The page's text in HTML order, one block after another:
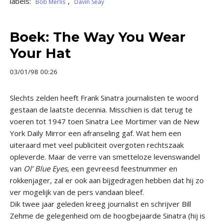
Bob Merlis Davin Seay
Boek: The Way You Wear
Your Hat
03/01/98 00:26
Slechts zelden heeft Frank Sinatra journalisten te woord
gestaan de laatste decennia. Misschien is dat terug te
voeren tot 1947 toen Sinatra Lee Mortimer van de New
York Daily Mirror een afranseling gaf. Wat hem een
uiteraard met veel publiciteit overgoten rechtszaak
opleverde. Maar de verre van smetteloze levenswandel
van Ol’ Blue Eyes, een gevreesd feestnummer en
rokkenjager, zal er ook aan bijgedragen hebben dat hij zo
ver mogelijk van de pers vandaan bleef.
Dik twee jaar geleden kreeg journalist en schrijver Bill
Zehme de gelegenheid om de hoogbejaarde Sinatra (hij is